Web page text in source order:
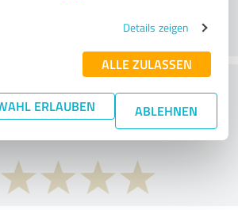
Details zeigen
ALLE ZULASSEN
ERLAUBEN ABLEHNEN
you think of the price to
ratio?